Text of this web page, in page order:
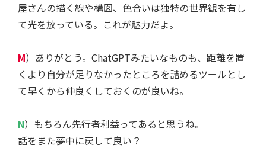
屋さんの描く線や構図、色合いは独特の世界観を有し
て光を放っている。これが魅力だよ。
M）ありがとう。ChatGPTみたいなものも、距離を置
くより自分が足りなかったところを詰めるツールとし
て早くから仲良くしておくのが良いね。
N）もちろん先行者利益ってあると思うね。
話をまた夢中に戻して良い？